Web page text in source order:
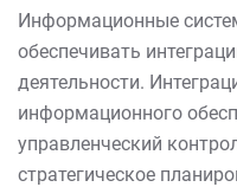
Информационные
обеспечивать
деятельности.
информационного
управленческий
стратегическое